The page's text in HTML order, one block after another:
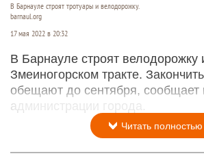
В Барнауле строят тротуары и велодорожку.
barnaul.org
17 мая 2022 в 20:32
В Барнауле строят велодорожку
Змеиногорском тракте.
обещают до сентября, сообщает
администрации города.
Читать полностью